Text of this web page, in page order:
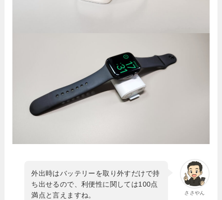
ささやん
外出時はバッテリーを取り外すだけで持
ち出せるので、利便性に関しては100点
満点と言えますね。